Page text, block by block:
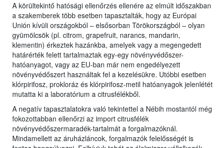
A körültekintő hatósági ellenőrzés ellenére az elmúlt időszakban
a szakemberek több esetben tapasztalták, hogy az Európai
Unión kívüli országokból – elsősorban Törökországból – olyan
gyümölcsök (pl. citrom, grapefruit, narancs, mandarin,
klementin) érkeztek hazánkba, amelyek vagy a megengedett
határérték felett tartalmaztak egy-egy növényvédőszer-
hatóanyagot, vagy az EU-ban már nem engedélyezett
növényvédőszert használtak fel a kezelésükre. Utóbbi esetben
klórpirifosz, prokloráz és klórpirifosz-metil hatóanyagok jelenlétét
mutatta ki a laboratórium a citrusfélékből.
A negatív tapasztalatokra való tekintettel a Nébih mostantól még
fokozottabban ellenőrzi az import citrusfélék
növényvédőszermaradék-tartalmát a forgalmazóknál.
Mindamellett az áruházláncok, forgalmazók felelősségét is